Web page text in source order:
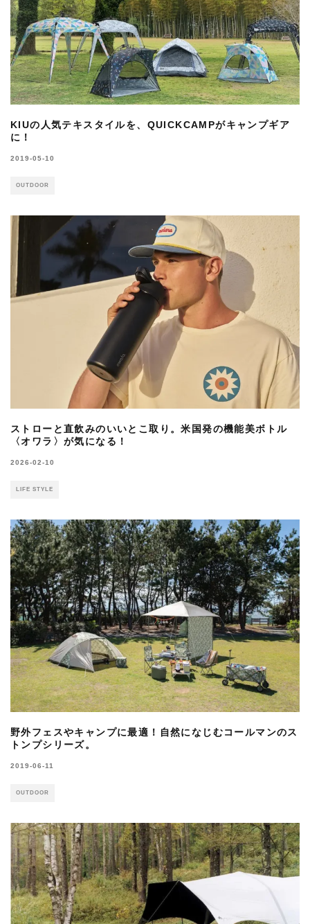
KIUの人気テキスタイルを、QUICKCAMPがキャンプギア
に！
2019-05-10
OUTDOOR
ストローと直飲みのいいとこ取り。米国発の機能美ボトル
〈オワラ〉が気になる！
2026-02-10
LIFE STYLE
野外フェスやキャンプに最適！自然になじむコールマンのス
トンプシリーズ。
2019-06-11
OUTDOOR